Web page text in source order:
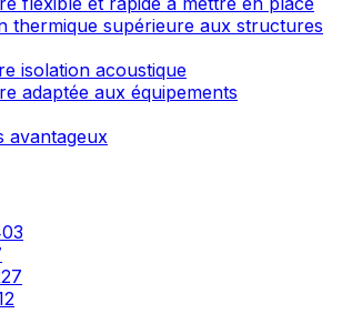
thermique supérieure aux structures
isolation acoustique
adaptée aux équipements
avantageux